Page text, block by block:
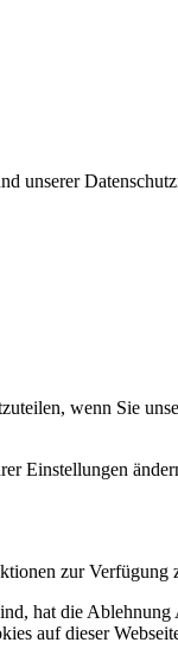
unserer
wenn Sie
Einstellungen
zur Verfügung
hat die
auf dieser